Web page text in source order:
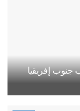
جنوب إفريقيا